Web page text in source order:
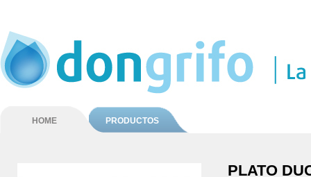
HOME PRODUCTOS
PLATO